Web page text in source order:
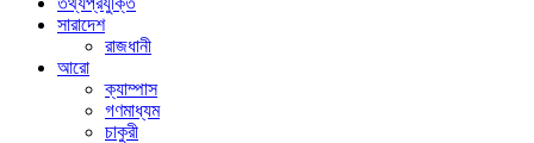
সারাদেশ
রাজধানী
আরো
ক্যাম্পাস
গণমাধ্যম
চাকুরী